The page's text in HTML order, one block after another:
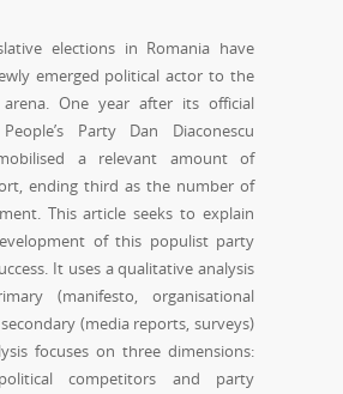
elections in Romania have
emerged political actor to the
arena. One year after its official
Party Dan Diaconescu
a relevant amount of
ending third as the number of
This article seeks to explain
of this populist party
It uses a qualitative analysis
(manifesto, organisational
(media reports, surveys)
focuses on three dimensions:
competitors and party